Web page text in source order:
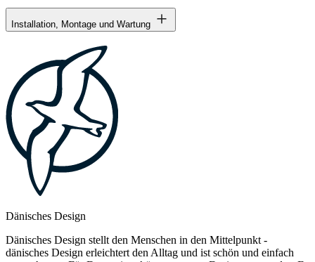
Installation, Montage und Wartung
Dänisches Design
Dänisches Design stellt den Menschen in den Mittelpunkt -
dänisches Design erleichtert den Alltag und ist schön und einfach